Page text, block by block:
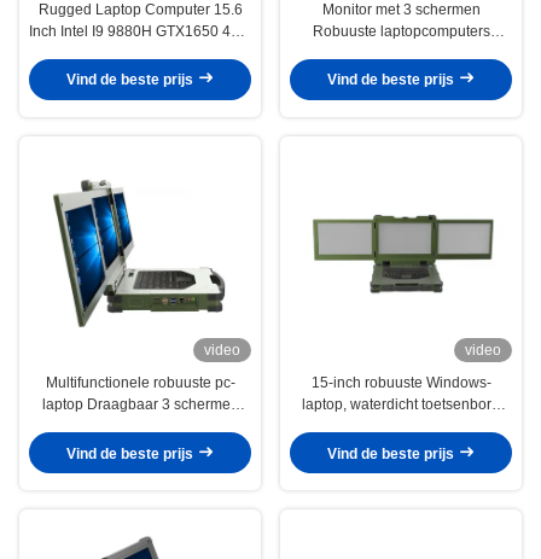
Rugged Laptop Computer 15.6
Inch Intel I9 9880H GTX1650 4GB
Vind de beste prijs
Monitor met 3 schermen
Robuuste laptopcomputers
Vind de beste prijs
video
Multifunctionele robuuste pc-
laptop Draagbaar 3 schermen
Vind de beste prijs
video
15-inch robuuste Windows-
laptop, waterdicht toetsenbord
achtergrondverlichting
Vind de beste prijs